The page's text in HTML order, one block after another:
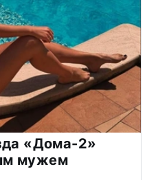
«Дома-2»
мужем